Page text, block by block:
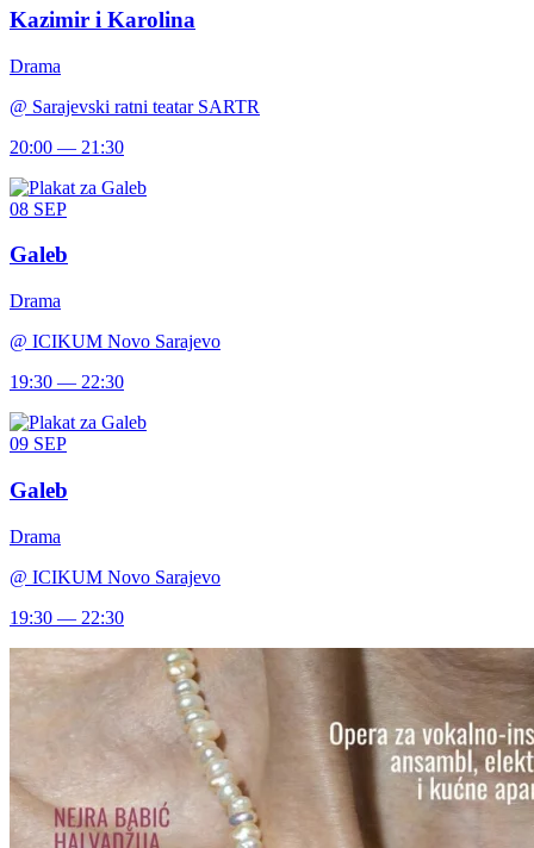
Kazimir i Karolina
Drama
@ Sarajevski ratni teatar SARTR
20:00 — 21:30
08 SEP
Galeb
Drama
@ ICIKUM Novo Sarajevo
19:30 — 22:30
09 SEP
Galeb
Drama
@ ICIKUM Novo Sarajevo
19:30 — 22:30